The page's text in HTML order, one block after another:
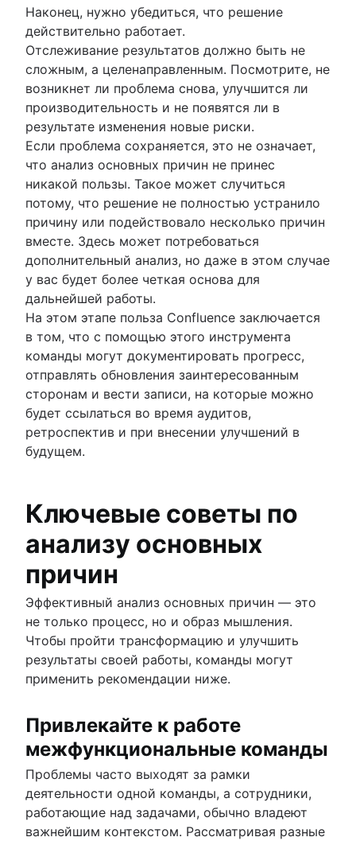
Наконец, нужно убедиться, что решение
действительно работает.
Отслеживание результатов должно быть не
сложным, а целенаправленным. Посмотрите, не
возникнет ли проблема снова, улучшится ли
производительность и не появятся ли в
результате изменения новые риски.
Если проблема сохраняется, это не означает,
что анализ основных причин не принес
никакой пользы. Такое может случиться
потому, что решение не полностью устранило
причину или подействовало несколько причин
вместе. Здесь может потребоваться
дополнительный анализ, но даже в этом случае
у вас будет более четкая основа для
дальнейшей работы.
На этом этапе польза Confluence заключается
в том, что с помощью этого инструмента
команды могут документировать прогресс,
отправлять обновления заинтересованным
сторонам и вести записи, на которые можно
будет ссылаться во время аудитов,
ретроспектив и при внесении улучшений в
будущем.
Ключевые советы по
анализу основных
причин
Эффективный анализ основных причин — это
не только процесс, но и образ мышления.
Чтобы пройти трансформацию и улучшить
результаты своей работы, команды могут
применить рекомендации ниже.
Привлекайте к работе
межфункциональные команды
Проблемы часто выходят за рамки
деятельности одной команды, а сотрудники,
работающие над задачами, обычно владеют
важнейшим контекстом. Рассматривая разные